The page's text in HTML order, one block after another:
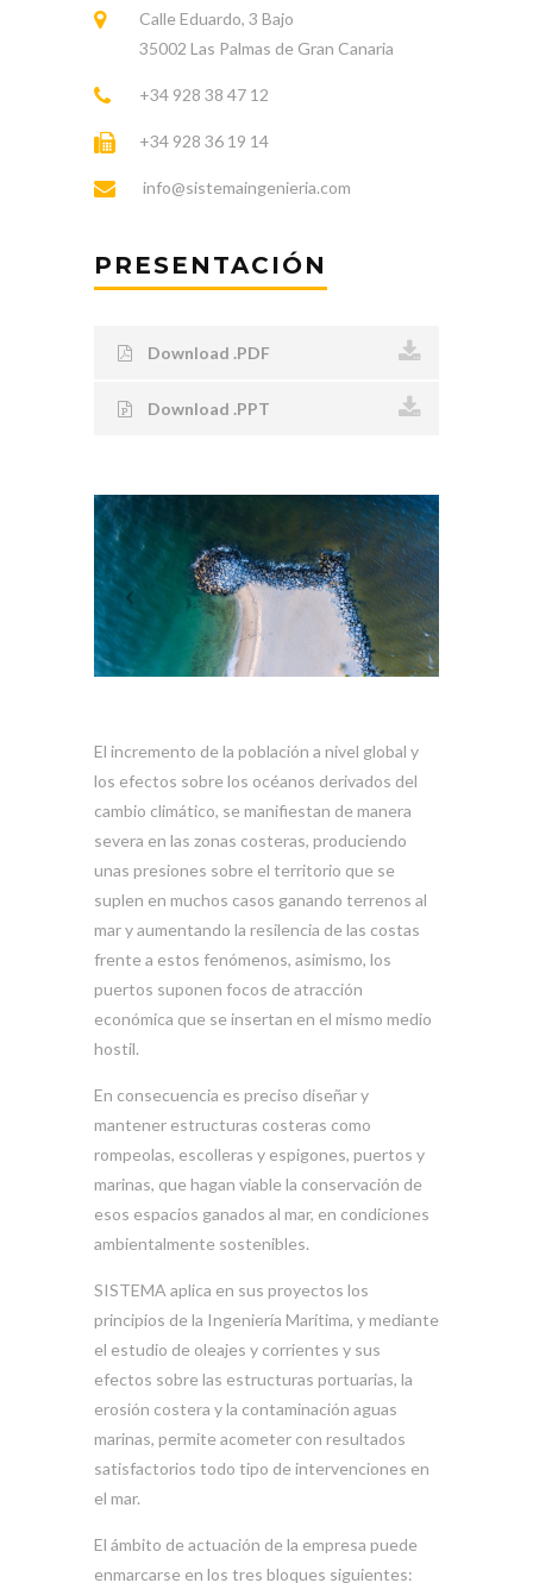
Calle Eduardo, 3 Bajo
35002 Las Palmas de Gran Canaria
+34 928 38 47 12
+34 928 36 19 14
info@sistemaingenieria.com
PRESENTACIÓN
Download .PDF
Download .PPT
El incremento de la población a nivel global y
los efectos sobre los océanos derivados del
cambio climático, se manifiestan de manera
severa en las zonas costeras, produciendo
unas presiones sobre el territorio que se
suplen en muchos casos ganando terrenos al
mar y aumentando la resilencia de las costas
frente a estos fenómenos, asimismo, los
puertos suponen focos de atracción
económica que se insertan en el mismo medio
hostil.
En consecuencia es preciso diseñar y
mantener estructuras costeras como
rompeolas, escolleras y espigones, puertos y
marinas, que hagan viable la conservación de
esos espacios ganados al mar, en condiciones
ambientalmente sostenibles.
SISTEMA aplica en sus proyectos los
principios de la Ingeniería Marítima, y mediante
el estudio de oleajes y corrientes y sus
efectos sobre las estructuras portuarias, la
erosión costera y la contaminación aguas
marinas, permite acometer con resultados
satisfactorios todo tipo de intervenciones en
el mar.
El ámbito de actuación de la empresa puede
enmarcarse en los tres bloques siguientes: